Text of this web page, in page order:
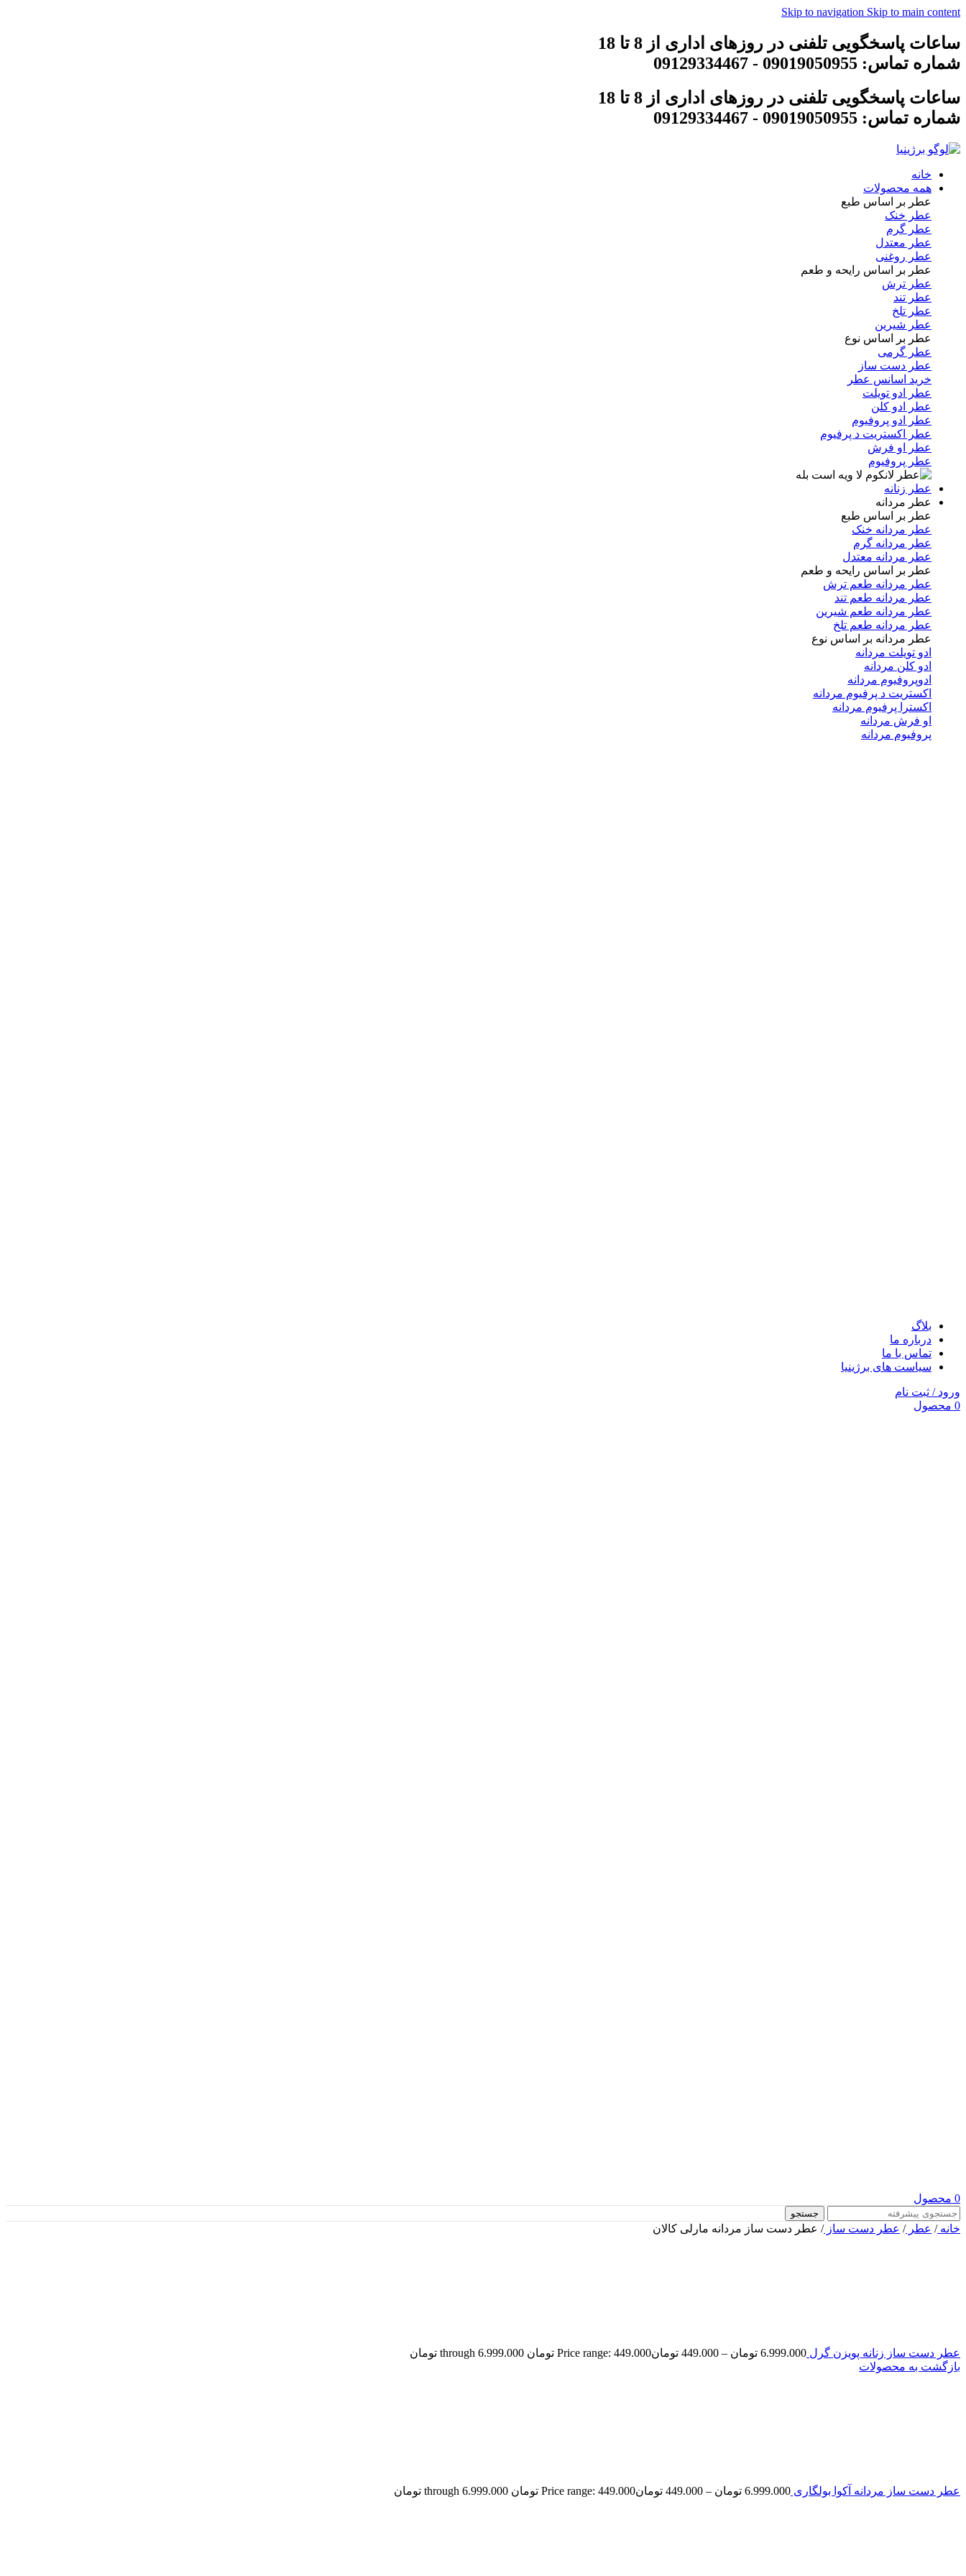
Skip to navigation Skip to main content
ساعات پاسخگویی تلفنی در روزهای اداری از 8 تا 18
شماره تماس: 09019050955 - 09129334467
ساعات پاسخگویی تلفنی در روزهای اداری از 8 تا 18
شماره تماس: 09019050955 - 09129334467
خانه
همه محصولات
عطر بر اساس طبع
عطر خنک
عطر گرم
عطر معتدل
عطر روغنی
عطر بر اساس رایحه و طعم
عطر ترش
عطر تند
عطر تلخ
عطر شیرین
عطر بر اساس نوع
عطر گرمی
عطر دست ساز
خرید اسانس عطر
عطر ادو تویلت
عطر ادو کلن
عطر ادو پروفیوم
عطر اکستریت د پرفیوم
عطر او فرش
عطر پروفیوم
عطر زنانه
عطر مردانه
عطر بر اساس طبع
عطر مردانه خنک
عطر مردانه گرم
عطر مردانه معتدل
عطر بر اساس رایحه و طعم
عطر مردانه طعم ترش
عطر مردانه طعم تند
عطر مردانه طعم شیرین
عطر مردانه طعم تلخ
عطر مردانه بر اساس نوع
ادو تویلت مردانه
ادو کلن مردانه
ادوپروفیوم مردانه
اکستریت د پرفیوم مردانه
اکسترا پرفیوم مردانه
او فرش مردانه
پروفیوم مردانه
بلاگ
درباره ما
تماس با ما
سیاست های برژینیا
ورود / ثبت نام
0 محصول
0 محصول
جستجو
خانه/ عطر/ عطر دست ساز/ عطر دست ساز مردانه مارلی کالان
عطر دست ساز زنانه پویزن گرل 6.999.000 تومان –
449.000 تومانPrice range: 449.000 تومان through 6.999.000 تومان
بازگشت به محصولات
عطر دست ساز مردانه آکوا بولگاری 6.999.000 تومان –
449.000 تومانPrice range: 449.000 تومان through 6.999.000 تومان